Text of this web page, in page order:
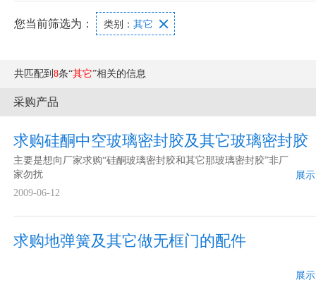
您当前筛选为： 类别： 其它 
共匹配到 8条“其它”相关的信息
采购产品
求购硅酮中空玻璃密封胶及其它玻璃密封胶
主要是想向厂家求购“硅酮玻璃密封胶和其它那玻璃密封胶”非厂
家勿扰
展
2009-06-12
求购地弹簧及其它做无框门的配件
展